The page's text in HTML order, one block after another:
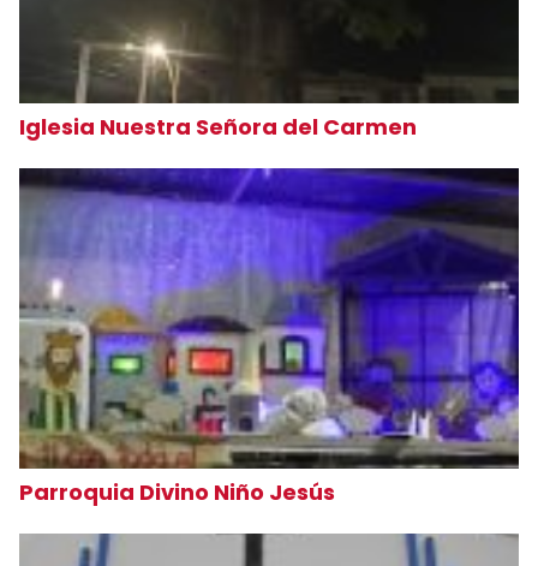
Iglesia Nuestra Señora del Carmen
Parroquia Divino Niño Jesús